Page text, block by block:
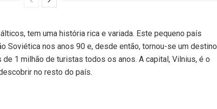
tem uma história rica e variada. Este pequeno país
Soviética nos anos 90 e, desde então, tornou-se um destino
1 milhão de turistas todos os anos. A capital, Vilnius, é o
no resto do país.